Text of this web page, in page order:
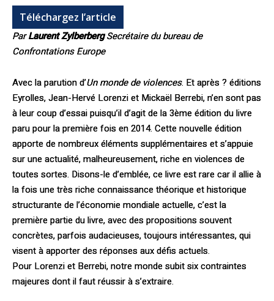
Téléchargez l’article
ParLaurent ZylberbergSecrétaire du bureau de
Confrontations Europe
Avec la parution d’Un monde de violences. Et après ? éditions
Eyrolles, Jean-Hervé Lorenzi et Mickaël Berrebi, n’en sont pas
à leur coup d’essai puisqu’il d’agit de la 3ème édition du livre
paru pour la première fois en 2014. Cette nouvelle édition
apporte de nombreux éléments supplémentaires et s’appuie
sur une actualité, malheureusement, riche en violences de
toutes sortes. Disons-le d’emblée, ce livre est rare car il allie à
la fois une très riche connaissance théorique et historique
structurante de l’économie mondiale actuelle, c’est la
première partie du livre, avec des propositions souvent
concrètes, parfois audacieuses, toujours intéressantes, qui
visent à apporter des réponses aux défis actuels.
Pour Lorenzi et Berrebi, notre monde subit six contraintes
majeures dont il faut réussir à s’extraire.